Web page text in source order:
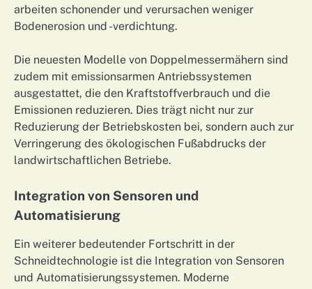
arbeiten schonender und verursachen weniger
Bodenerosion und -verdichtung.
Die neuesten Modelle von Doppelmessermähern sind
zudem mit emissionsarmen Antriebssystemen
ausgestattet, die den Kraftstoffverbrauch und die
Emissionen reduzieren. Dies trägt nicht nur zur
Reduzierung der Betriebskosten bei, sondern auch zur
Verringerung des ökologischen Fußabdrucks der
landwirtschaftlichen Betriebe.
Integration von Sensoren und
Automatisierung
Ein weiterer bedeutender Fortschritt in der
Schneidtechnologie ist die Integration von Sensoren
und Automatisierungssystemen. Moderne